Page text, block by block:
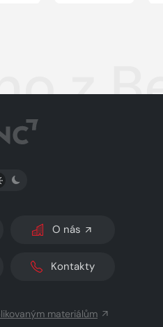
z
PŘEPNOUT SVĚTLÝ/TMAVÝ REŽIM
O nás
Kontakty
materiálům